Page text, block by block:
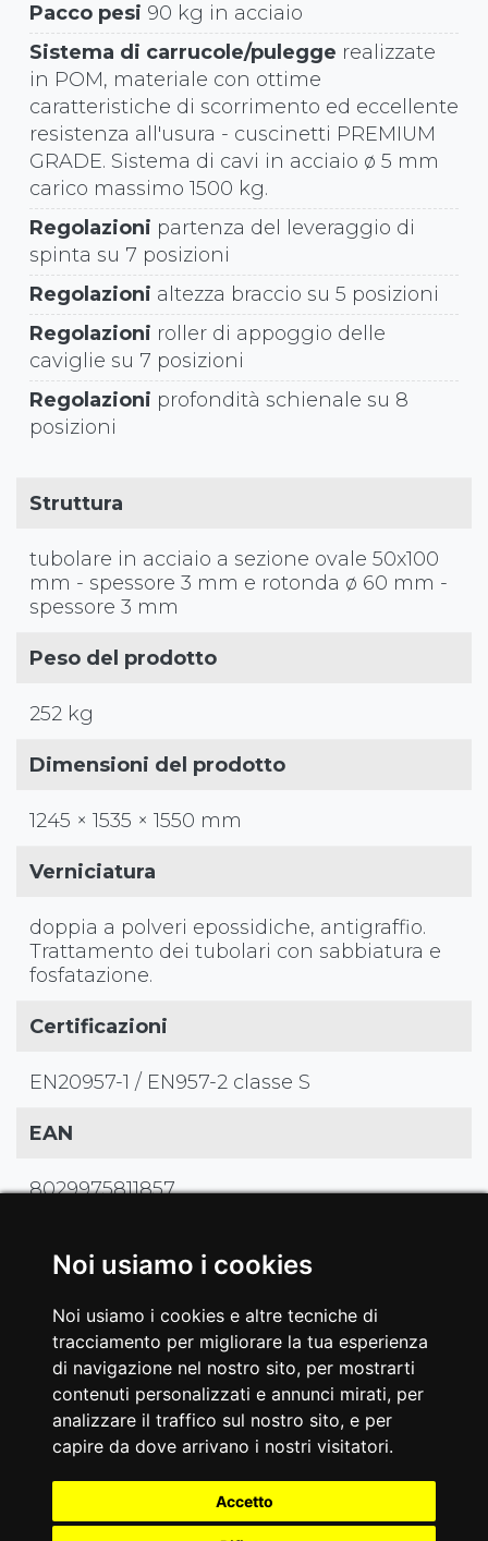
Noi usiamo i cookies
Noi usiamo i cookies e altre tecniche di
tracciamento per migliorare la tua esperienza
di navigazione nel nostro sito, per mostrarti
contenuti personalizzati e annunci mirati, per
analizzare il traffico sul nostro sito, e per
capire da dove arrivano i nostri visitatori.
Accetto
Pacco pesi 90 kg in acciaio
Sistema di carrucole/pulegge realizzate
in POM, materiale con ottime
caratteristiche di scorrimento ed eccellente
resistenza all'usura - cuscinetti PREMIUM
GRADE. Sistema di cavi in acciaio ø 5 mm
carico massimo 1500 kg.
Regolazioni partenza del leveraggio di
spinta su 7 posizioni
Regolazioni altezza braccio su 5 posizioni
Regolazioni roller di appoggio delle
caviglie su 7 posizioni
Regolazioni profondità schienale su 8
posizioni
Struttura
tubolare in acciaio a sezione ovale 50x100
mm - spessore 3 mm e rotonda ø 60 mm -
spessore 3 mm
Peso del prodotto
252 kg
Dimensioni del prodotto
1245 × 1535 × 1550 mm
Verniciatura
doppia a polveri epossidiche, antigraffio.
Trattamento dei tubolari con sabbiatura e
fosfatazione.
Certificazioni
EN20957-1 / EN957-2 classe S
EAN
8029975811857
#GALLERIA
PLX-9230 SEATED LEG
CURL/LEG EXTENSION
Tagga le tue foto e video con
#toorxprofessional #laforzadellasoliditàed